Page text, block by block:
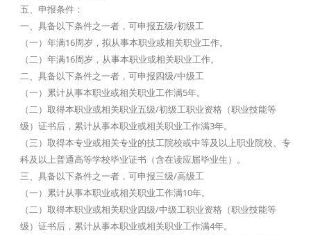
五、申报条件：
一、具备以下条件之一者，可申报五级/初级工
（一）年满16周岁，拟从事本职业或相关职业工作。
（二）年满16周岁，从事本职业或相关职业工作。
二、具备以下条件之一者，可申报四级/中级工
（一）累计从事本职业或相关职业工作满5年。
（二）取得本职业或相关职业五级/初级工职业资格（职业技能等
级）证书后，累计从事本职业或相关职业工作满3年。
（三）取得本专业或相关专业的技工院校或中等及以上职业院校、专
科及以上普通高等学校毕业证书（含在读应届毕业生）。
三、具备以下条件之一者，可申报三级/高级工
（一）累计从事本职业或相关职业工作满10年。
（二）取得本职业或相关职业四级/中级工职业资格（职业技能等
级）证书后，累计从事本职业或相关职业工作满4年。